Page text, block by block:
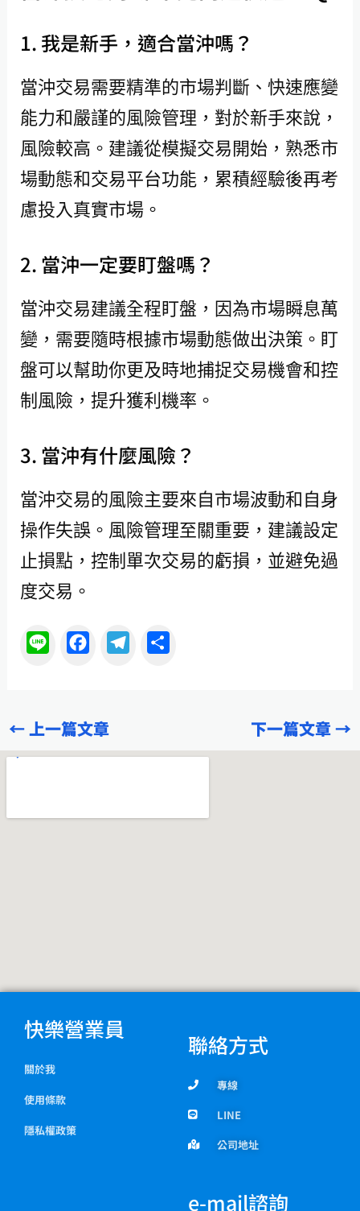
1. 我是新手，適合當沖嗎？
當沖交易需要精準的市場判斷、快速應變
能力和嚴謹的風險管理，對於新手來說，
風險較高。建議從模擬交易開始，熟悉市
場動態和交易平台功能，累積經驗後再考
慮投入真實市場。
2. 當沖一定要盯盤嗎？
當沖交易建議全程盯盤，因為市場瞬息萬
變，需要隨時根據市場動態做出決策。盯
盤可以幫助你更及時地捕捉交易機會和控
制風險，提升獲利機率。
3. 當沖有什麼風險？
當沖交易的風險主要來自市場波動和自身
操作失誤。風險管理至關重要，建議設定
止損點，控制單次交易的虧損，並避免過
度交易。
b
o
r
←上一篇文章 下一篇文章→
快樂營業員
關於我
使用條款
隱私權政策
聯絡方式
專線
LINE
公司地址
e-mail諮詢